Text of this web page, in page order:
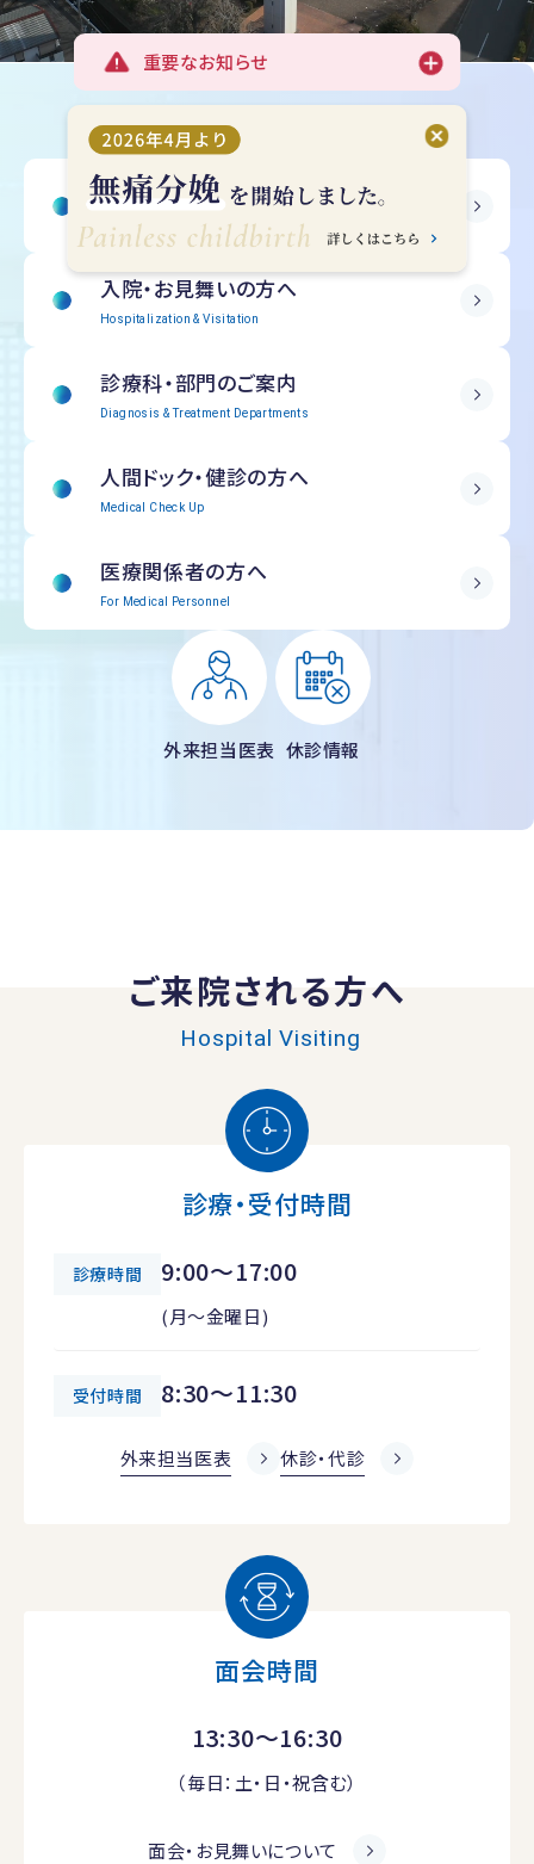
重要なお知らせ
受診される方へ
Outpatient Information
入院・お見舞いの方へ
Hospitalization & Visitation
診療科・部門のご案内
Diagnosis & Treatment Departments
人間ドック・健診の方へ
Medical Check Up
医療関係者の方へ
For Medical Personnel
外来担当医表 休診情報
ご来院される方へ
Hospital Visiting
診療・受付時間
診療時間 9:00～17:00
(月～金曜日)
受付時間 8:30～11:30
外来担当医表 休診・代診
面会時間
13:30～16:30
（毎日：土・日・祝含む）
面会・お見舞いについて